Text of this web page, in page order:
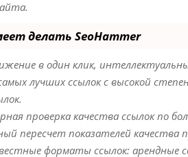
делать SeoHammer
в один клик,
лучших ссылок с высокой
проверка качества ссылок по
пересчет показателей качества
форматы ссылок: арендные